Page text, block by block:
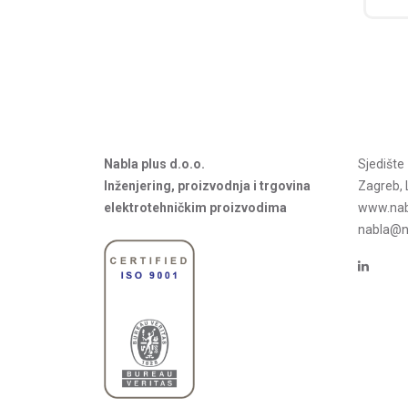
Nabla plus d.o.o.
Inženjering, proizvodnja i trgovina
elektrotehničkim proizvodima
Zagreb,